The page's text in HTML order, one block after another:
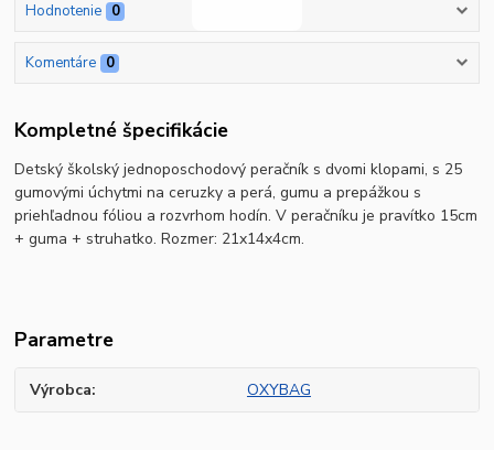
Hodnotenie 0
Komentáre 0
Kompletné špecifikácie
Detský školský jednoposchodový peračník s dvomi klopami, s 25
gumovými úchytmi na ceruzky a perá, gumu a prepážkou s
priehľadnou fóliou a rozvrhom hodín. V peračníku je pravítko 15cm
+ guma + struhatko. Rozmer: 21x14x4cm.
Parametre
Výrobca OXYBAG